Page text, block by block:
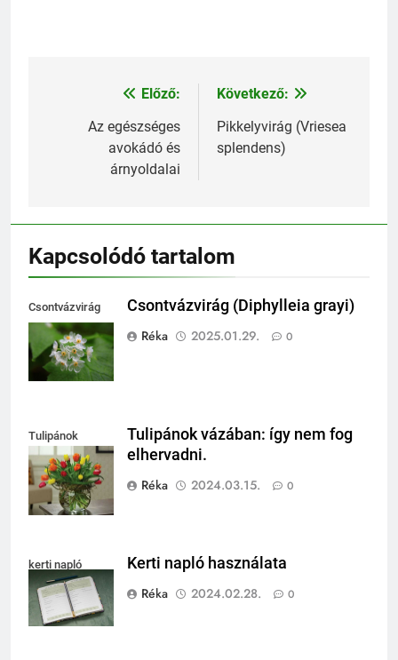
Bejegyzés
navigáció
Előző:
Az egészséges
avokádó és
árnyoldalai
Következő:
Pikkelyvirág (Vriesea
splendens)
Kapcsolódó tartalom
Csontvázvirág
(Diphylleia grayi)
Csontvázvirág (Diphylleia grayi)
Réka
2025.01.29. 0
Tulipánok
vázában
Tulipánok vázában: így nem fog
elhervadni.
Réka
2024.03.15. 0
kerti napló
Kerti napló használata
Réka
2024.02.28. 0